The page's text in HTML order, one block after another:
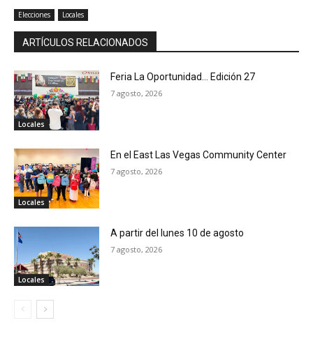
Elecciones Locales
ARTÍCULOS RELACIONADOS
Locales
Feria La Oportunidad… Edición 27
7 agosto, 2026
Locales
En el East Las Vegas Community Center
7 agosto, 2026
Locales
A partir del lunes 10 de agosto
7 agosto, 2026